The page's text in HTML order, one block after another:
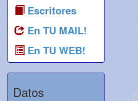
Escritores
En TU MAIL!
En TU WEB!
Datos